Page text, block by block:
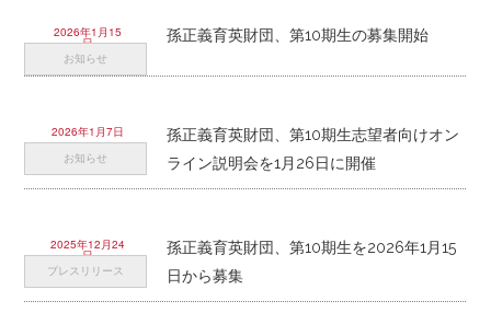
2026年1月15
日
お知らせ
孫正義育英財団、第10期生の募集開始
2026年1月7日
お知らせ
孫正義育英財団、第10期生志望者向けオン
ライン説明会を1月26日に開催
2025年12月24
日
プレスリリース
孫正義育英財団、第10期生を2026年1月15
日から募集